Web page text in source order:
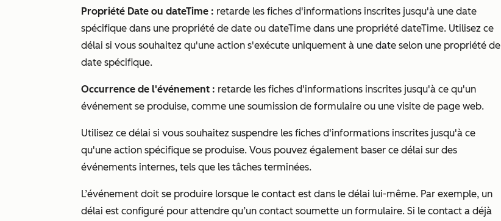
Propriété Date ou dateTime : retarde les fiches d'informations inscrites jusqu'à une date
spécifique dans une propriété de date ou dateTime dans une propriété dateTime. Utilisez ce
délai si vous souhaitez qu'une action s'exécute uniquement à une date selon une propriété de
date spécifique.
Occurrence de l'événement : retarde les fiches d'informations inscrites jusqu'à ce qu'un
événement se produise, comme une soumission de formulaire ou une visite de page web.
Utilisez ce délai si vous souhaitez suspendre les fiches d'informations inscrites jusqu'à ce
qu'une action spécifique se produise. Vous pouvez également baser ce délai sur des
événements internes, tels que les tâches terminées.
L’événement doit se produire lorsque le contact est dans le délai lui-même. Par exemple, un
délai est configuré pour attendre qu’un contact soumette un formulaire. Si le contact a déjà